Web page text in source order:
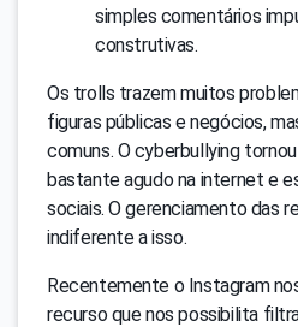
simples comentários
construtivas.
Os trolls trazem muitos
figuras públicas e negócios,
comuns. O cyberbullying
bastante agudo na internet e
sociais. O gerenciamento das
indiferente a isso.
Recentemente o Instagram
recurso que nos possibilita